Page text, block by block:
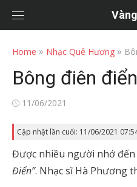
Home » Nhạc Quê Hương »
Bông điên
Posted
11/06/2021
Cập nhật lần cuối: 11/06/2021
Được nhiều người nhớ đến
Điển”. Nhạc sĩ Hà Phương